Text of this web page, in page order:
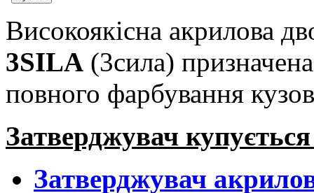
Високоякісна акрилова
3SILA (3сила)
повного фарбування
Затверджувач
Затверджувач